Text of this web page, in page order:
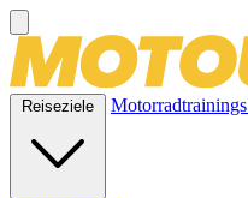
Reiseziele Motorradtrainings